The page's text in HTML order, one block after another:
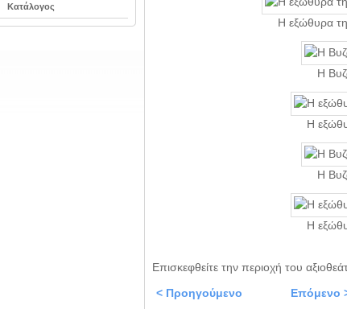
Κατάλογος
Η εξώθυρα
Η
Η
Η
Η
Επισκεφθείτε την περιοχή του
< Προηγούμενο Επόμενο